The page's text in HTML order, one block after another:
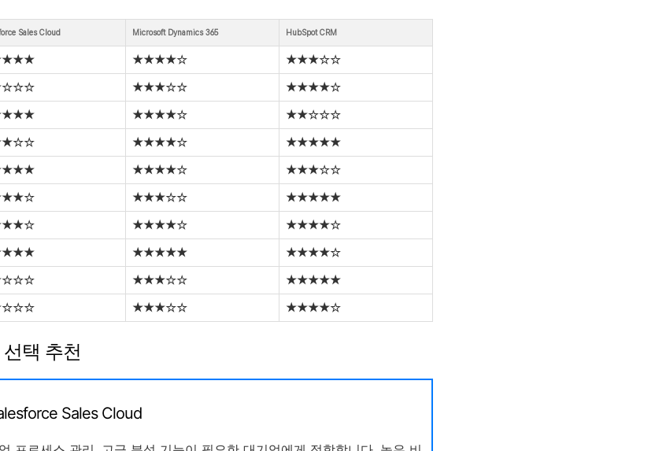
Sales Cloud Microsoft Dynamics 365 HubSpot CRM
★★★★☆
★★★☆☆
★★★☆☆
★★★★☆
★★★★☆
★★☆☆☆
★★★★☆
★★★★★
★★★★☆
★★★☆☆
★★★☆☆
★★★★★
★★★★☆
★★★★☆
★★★★★
★★★★☆
★★★☆☆
★★★★★
★★★☆☆ ★★★★☆
택 추천
Sales Cloud